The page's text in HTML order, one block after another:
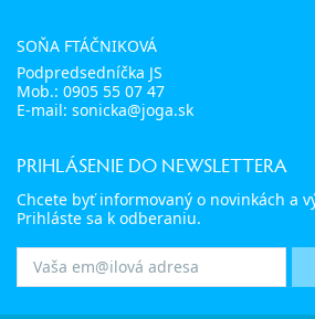
SOŇA FTÁČNIKOVÁ
Podpredsedníčka JS
Mob.: 0905 55 07 47
E-mail: sonicka@joga.sk
PRIHLÁSENIE DO NEWSLETTERA
Chcete byť informovaný o novinkách a
Prihláste sa k odberaniu.